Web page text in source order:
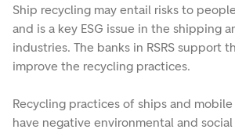
Ship recycling may entail risks to
and is a key ESG issue in the shipping
industries. The banks in RSRS support
improve the recycling practices.
Recycling practices of ships and
have negative environmental and social